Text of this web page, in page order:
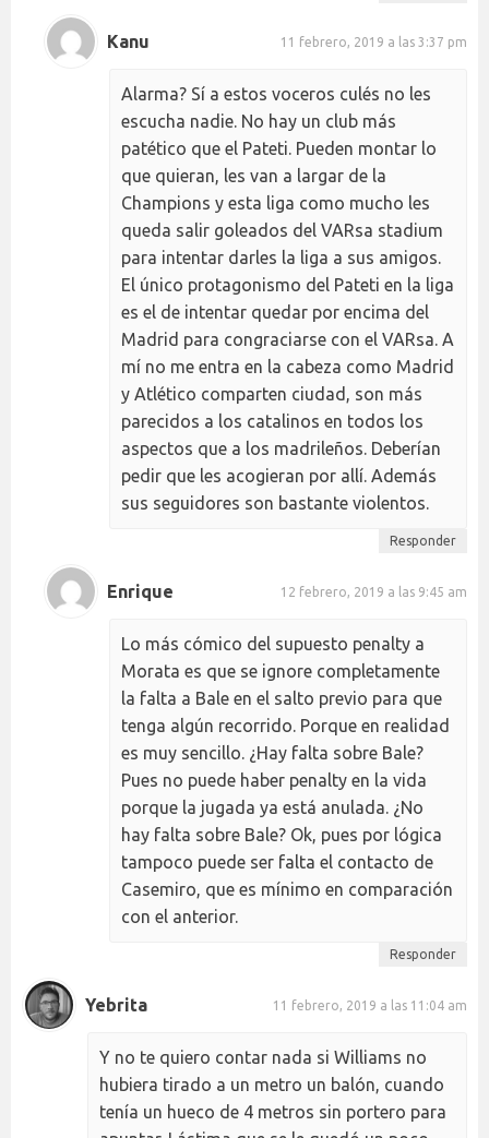
Kanu 11 febrero, 2019 a las 3:37 pm
Alarma? Sí a estos voceros culés no les
escucha nadie. No hay un club más
patético que el Pateti. Pueden montar lo
que quieran, les van a largar de la
Champions y esta liga como mucho les
queda salir goleados del VARsa stadium
para intentar darles la liga a sus amigos.
El único protagonismo del Pateti en la liga
es el de intentar quedar por encima del
Madrid para congraciarse con el VARsa. A
mí no me entra en la cabeza como Madrid
y Atlético comparten ciudad, son más
parecidos a los catalinos en todos los
aspectos que a los madrileños. Deberían
pedir que les acogieran por allí. Además
sus seguidores son bastante violentos.
Responder
Enrique 12 febrero, 2019 a las 9:45 am
Lo más cómico del supuesto penalty a
Morata es que se ignore completamente
la falta a Bale en el salto previo para que
tenga algún recorrido. Porque en realidad
es muy sencillo. ¿Hay falta sobre Bale?
Pues no puede haber penalty en la vida
porque la jugada ya está anulada. ¿No
hay falta sobre Bale? Ok, pues por lógica
tampoco puede ser falta el contacto de
Casemiro, que es mínimo en comparación
con el anterior.
Responder
Yebrita 11 febrero, 2019 a las 11:04 am
Y no te quiero contar nada si Williams no
hubiera tirado a un metro un balón, cuando
tenía un hueco de 4 metros sin portero para